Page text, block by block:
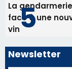
La
face à une
vin
Newsletter